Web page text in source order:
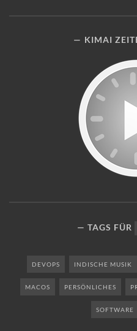
KIMAI
TAGS FÜR
DEVOPS INDISCHE MUSIK
MACOS PERSÖNLICHES
SOFTWARE